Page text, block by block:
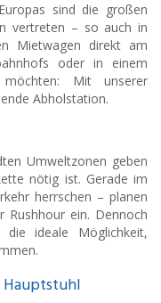
sind die großen
vertreten – so auch in
Mietwagen direkt am
oder in einem
möchten: Mit unserer
Abholstation.
Umweltzonen geben
nötig ist. Gerade im
herrschen – planen
Rushhour ein. Dennoch
ideale Möglichkeit,